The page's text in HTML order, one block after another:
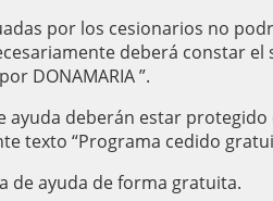
por los cesionarios no
deberá constar
DONAMARIA ”.
deberán estar
texto “Programa cedido
de ayuda de forma gratuita.